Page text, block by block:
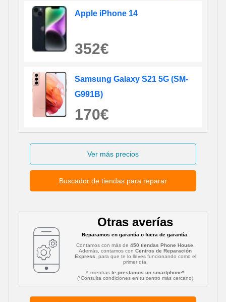
Apple iPhone 14
352€
Samsung Galaxy S21 5G (SM-
G991B)
170€
Ver más precios
Buscador de tiendas para reparar
Otras averías
Reparamos en garantía o fuera de garantía.
Contamos con más de 450 tiendas Phone House
Además, contamos con Centros de Reparación
Express , para que te lo lleves funcionando como el
primer día.
Y mientras te prestamos un smartphone*.
(*Consulta condiciones en tu centro más cercano)